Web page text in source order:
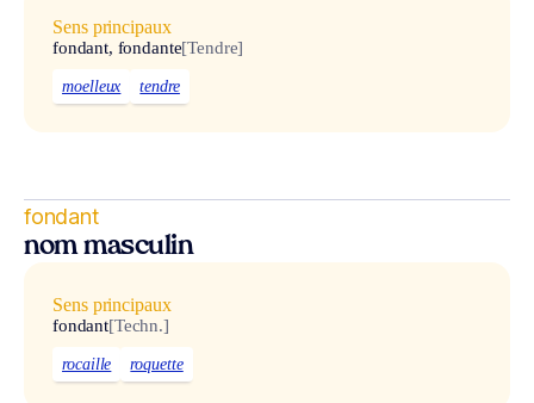
Sens principaux
fondant, fondante[Tendre]
moelleux tendre
fondant
nom masculin
Sens principaux
fondant[Techn.]
rocaille roquette